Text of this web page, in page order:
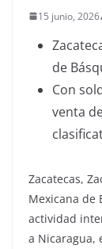
15 junio, 2026
de
Con
venta
Zacatecas,
Mexicana de
actividad
a Nicaragua,